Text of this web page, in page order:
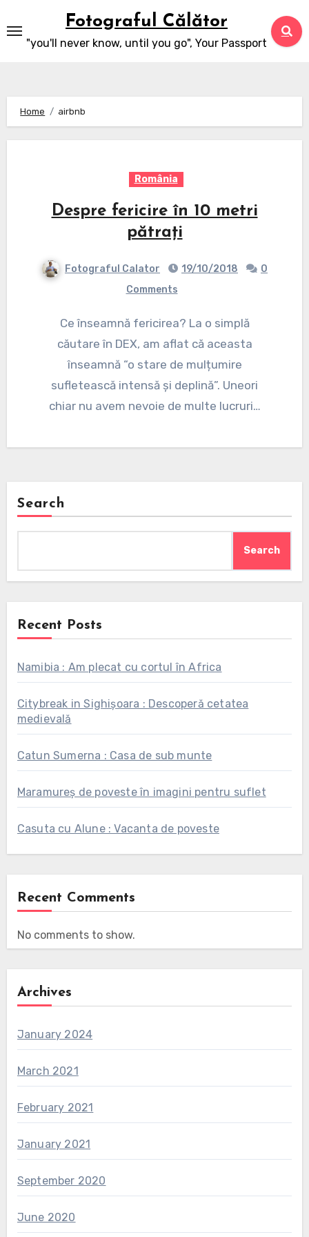
to
content
Fotograful Călător
"you'll never know, until you go", Your Passport
Home airbnb
România
Despre fericire în 10 metri
pătrați
Fotograful Calator 19/10/2018
0
Comments
Ce înseamnă fericirea? La o simplă
căutare în DEX, am aflat că aceasta
înseamnă “o stare de mulțumire
sufletească intensă și deplină”. Uneori
chiar nu avem nevoie de multe lucruri…
Search
Search
Recent Posts
Namibia : Am plecat cu cortul în Africa
Citybreak in Sighișoara : Descoperă cetatea
medievală
Catun Sumerna : Casa de sub munte
Maramureș de poveste în imagini pentru suflet
Casuta cu Alune : Vacanta de poveste
Recent Comments
No comments to show.
Archives
January 2024
March 2021
February 2021
January 2021
September 2020
June 2020